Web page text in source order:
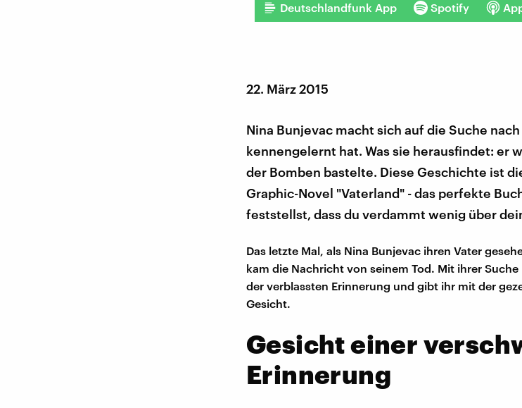
Deutschlandfunk App Spotify
22. März 2015
Nina Bunjevac macht sich auf die Suche
kennengelernt hat. Was sie herausfindet: er
der Bomben bastelte. Diese Geschichte ist
Graphic-Novel "Vaterland" - das perfekte
feststellst, dass du verdammt wenig über
Das letzte Mal, als Nina Bunjevac ihren Vater
kam die Nachricht von seinem Tod. Mit ihrer
der verblassten Erinnerung und gibt ihr mit der
Gesicht.
Gesicht einer
Erinnerung